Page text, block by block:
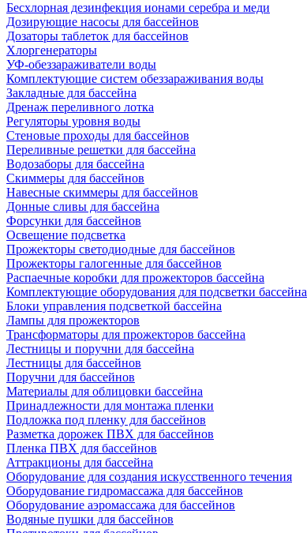
Беcхлорная дезинфекция ионами серебра и меди
Дозирующие насосы для бассейнов
Дозаторы таблеток для бассейнов
Хлоргенераторы
УФ-обеззараживатели воды
Комплектующие систем обеззараживания воды
Закладные для бассейна
Дренаж переливного лотка
Регуляторы уровня воды
Стеновые проходы для бассейнов
Переливные решетки для бассейна
Водозаборы для бассейна
Скиммеры для бассейнов
Навесные скиммеры для бассейнов
Донные сливы для бассейна
Форсунки для бассейнов
Освещение подсветка
Прожекторы светодиодные для бассейнов
Прожекторы галогенные для бассейнов
Распаечные коробки для прожекторов бассейна
Комплектующие оборудования для подсветки бассейна
Блоки управления подсветкой бассейна
Лампы для прожекторов
Трансформаторы для прожекторов бассейна
Лестницы и поручни для бассейна
Лестницы для бассейнов
Поручни для бассейнов
Материалы для облицовки бассейна
Принадлежности для монтажа пленки
Подложка под пленку для бассейнов
Разметка дорожек ПВХ для бассейнов
Пленка ПВХ для бассейнов
Аттракционы для бассейна
Оборудование для создания искусственного течения
Оборудование гидромассажа для бассейнов
Оборудование аэромассажа для бассейнов
Водяные пушки для бассейнов